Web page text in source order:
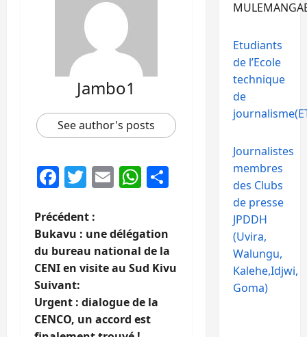
Jambo1
See author's posts
Facebook
Twitter
EmailWhatsApp
Partager
N
a
v
i
Précédent :
Bukavu : une délégation
du bureau national de la
CENI en visite au Sud Kivu
Suivant:
Urgent : dialogue de la
CENCO, un accord est
Etudiants
de l’Ecole
technique
de
Journalistes
membres
des Clubs
de presse
JPDDH
(Uvira,
Walungu,
Kalehe,Idjwi,
Goma)